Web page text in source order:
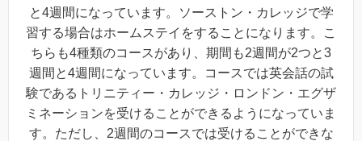
と4週間になっています。ソーストン・カレッジで学
習する場合はホームステイをすることになります。こ
ちらも4種類のコースがあり、期間も2週間が2つと3
週間と4週間になっています。コースでは英会話の試
験であるトリニティー・カレッジ・ロンドン・エグザ
ミネーションを受けることができるようになっていま
す。ただし、2週間のコースでは受けることができな